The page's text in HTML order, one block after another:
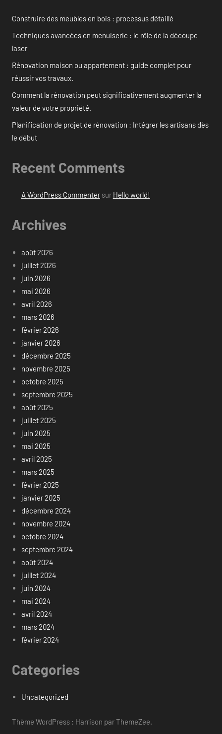
Construire des meubles en bois : processus détaillé
Techniques avancées en menuiserie : le rôle de la découpe
laser
Rénovation maison ou appartement : guide complet pour
réussir vos travaux.
Comment la rénovation peut significativement augmenter la
valeur de votre propriété.
Planification de projet de rénovation : Intégrer les artisans dès
le début
Recent Comments
A WordPress Commentersur Hello world!
Archives
août 2026
juillet 2026
juin 2026
mai 2026
avril 2026
mars 2026
février 2026
janvier 2026
décembre 2025
novembre 2025
octobre 2025
septembre 2025
août 2025
juillet 2025
juin 2025
mai 2025
avril 2025
mars 2025
février 2025
janvier 2025
décembre 2024
novembre 2024
octobre 2024
septembre 2024
août 2024
juillet 2024
juin 2024
mai 2024
avril 2024
mars 2024
février 2024
Categories
Uncategorized
Thème WordPress : Harrison par ThemeZee.